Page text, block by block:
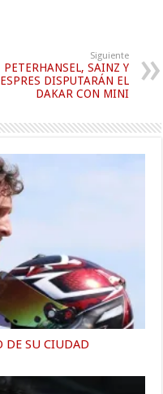
Siguiente
PETERHANSEL, SAINZ Y
DISPUTARÁN EL
DAKAR CON MINI
DE SU CIUDAD